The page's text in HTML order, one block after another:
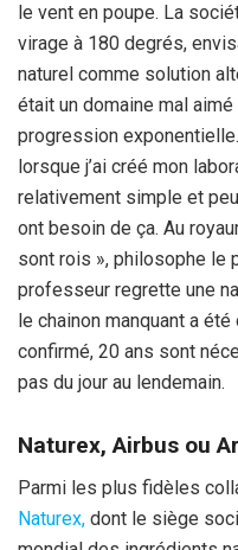
le vent en poupe. La
virage à 180 degrés,
naturel comme solution
était un domaine mal
progression
lorsque j’ai créé mon
relativement simple et
ont besoin de ça. Au
sont rois », philosophe le
professeur regrette une
le chainon manquant a
confirmé, 20 ans sont
pas du jour au lendemain.
Naturex, Airbus ou
Parmi les plus fidèles
Naturex, dont le siège